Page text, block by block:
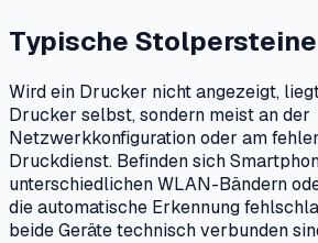
Typische Stolpersteine
Wird ein Drucker nicht angezeigt,
Drucker selbst, sondern meist an der
Netzwerkkonfiguration oder am
Druckdienst. Befinden sich
unterschiedlichen WLAN-Bändern
die automatische Erkennung
beide Geräte technisch verbunden